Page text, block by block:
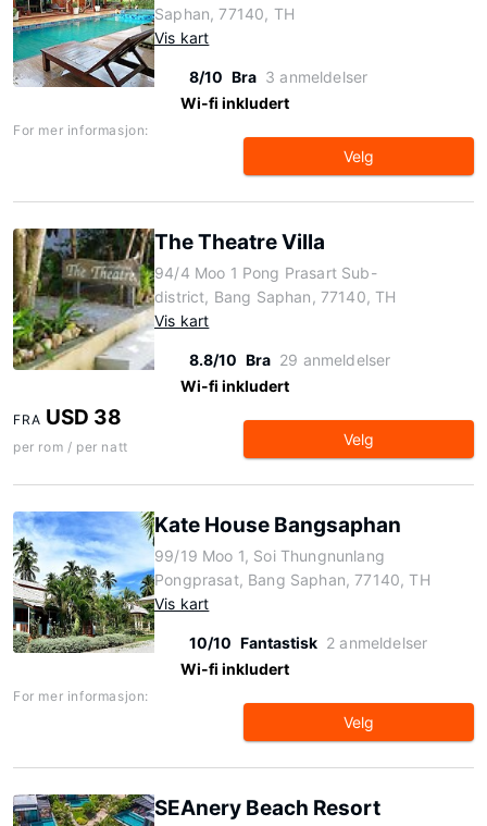
Saphan, 77140, TH
Vis kart
8/10 Bra 3 anmeldelser
Wi-fi inkludert
For mer informasjon:
Velg
The Theatre Villa
94/4 Moo 1 Pong Prasart Sub-
district, Bang Saphan, 77140, TH
Vis kart
8.8/10 Bra 29 anmeldelser
Wi-fi inkludert
FRA USD 38
per rom / per natt Velg
Kate House Bangsaphan
99/19 Moo 1, Soi Thungnunlang
Pongprasat, Bang Saphan, 77140, TH
Vis kart
10/10 Fantastisk 2 anmeldelser
Wi-fi inkludert
For mer informasjon:
Velg
SEAnery Beach Resort